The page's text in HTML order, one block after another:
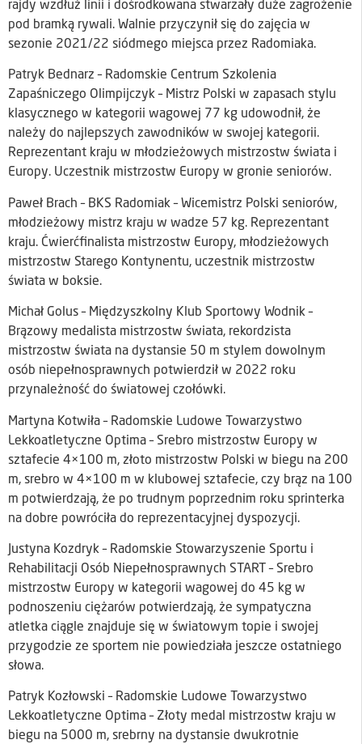
rajdy wzdłuż linii i dośrodkowana stwarzały duże zagrożenie
pod bramką rywali. Walnie przyczynił się do zajęcia w
sezonie 2021/22 siódmego miejsca przez Radomiaka.
Patryk Bednarz – Radomskie Centrum Szkolenia
Zapaśniczego Olimpijczyk – Mistrz Polski w zapasach stylu
klasycznego w kategorii wagowej 77 kg udowodnił, że
należy do najlepszych zawodników w swojej kategorii.
Reprezentant kraju w młodzieżowych mistrzostw świata i
Europy. Uczestnik mistrzostw Europy w gronie seniorów.
Paweł Brach – BKS Radomiak – Wicemistrz Polski seniorów,
młodzieżowy mistrz kraju w wadze 57 kg. Reprezentant
kraju. Ćwierćfinalista mistrzostw Europy, młodzieżowych
mistrzostw Starego Kontynentu, uczestnik mistrzostw
świata w boksie.
Michał Golus – Międzyszkolny Klub Sportowy Wodnik –
Brązowy medalista mistrzostw świata, rekordzista
mistrzostw świata na dystansie 50 m stylem dowolnym
osób niepełnosprawnych potwierdził w 2022 roku
przynależność do światowej czołówki.
Martyna Kotwiła – Radomskie Ludowe Towarzystwo
Lekkoatletyczne Optima – Srebro mistrzostw Europy w
sztafecie 4×100 m, złoto mistrzostw Polski w biegu na 200
m, srebro w 4×100 m w klubowej sztafecie, czy brąz na 100
m potwierdzają, że po trudnym poprzednim roku sprinterka
na dobre powróciła do reprezentacyjnej dyspozycji.
Justyna Kozdryk – Radomskie Stowarzyszenie Sportu i
Rehabilitacji Osób Niepełnosprawnych START – Srebro
mistrzostw Europy w kategorii wagowej do 45 kg w
podnoszeniu ciężarów potwierdzają, że sympatyczna
atletka ciągle znajduje się w światowym topie i swojej
przygodzie ze sportem nie powiedziała jeszcze ostatniego
słowa.
Patryk Kozłowski – Radomskie Ludowe Towarzystwo
Lekkoatletyczne Optima – Złoty medal mistrzostw kraju w
biegu na 5000 m, srebrny na dystansie dwukrotnie